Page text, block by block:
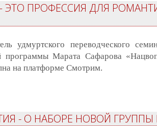
ПРОФЕССИЯ ДЛЯ
удмуртского переводческого
программы Марата Сафарова
на платформе Смотрим.
- О НАБОРЕ НОВОЙ